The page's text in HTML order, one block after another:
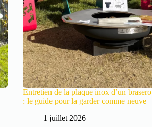
Entretien de la plaque inox d’un brasero
: le guide pour la garder comme neuve
1 juillet 2026